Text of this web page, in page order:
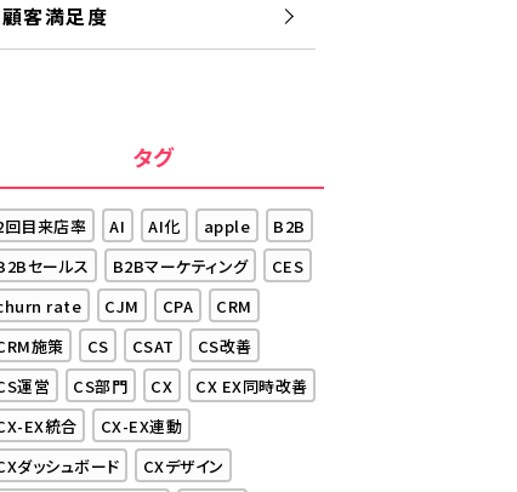
顧客満足度
タグ
回目来店率 AI AI化 apple
B2B
セールス
B2Bマーケティング
CES
rate
CJM CPA
CRM
施策
CS CSAT
CS改善
運営
CS部門 CX
CX EX同時改善
EX統合
CX-EX連動
ダッシュボード
CXデザイン